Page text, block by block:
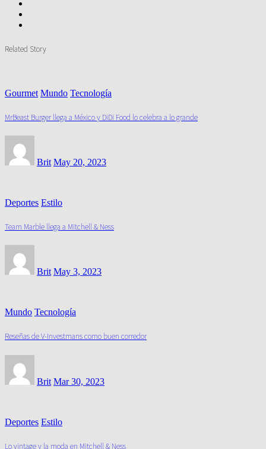
Related Story
Gourmet Mundo Tecnología
MrBeast Burger llega a México y DiDi Food lo celebra a lo grande
Brit May 20, 2023
Deportes Estilo
Team Marble llega a Mitchell & Ness
Brit May 3, 2023
Mundo Tecnología
Reseñas de V-Investmans como buen corredor
Brit Mar 30, 2023
Deportes Estilo
Lo vintage y la moda en Mitchell & Ness